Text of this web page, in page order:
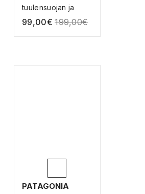
tuulensuojan ja
säänkestä...
99,00€ 199,00€
PATAGONIA